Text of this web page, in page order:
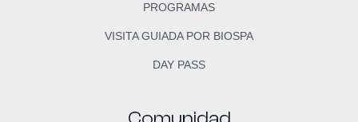
PROGRAMAS
VISITA GUIADA POR BIOSPA
DAY PASS